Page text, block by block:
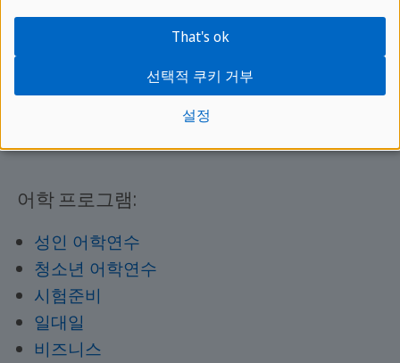
세인트 줄리앙스(영어)
말라가(스페인어)
어학 프로그램:
성인 어학연수
청소년 어학연수
시험준비
일대일
비즈니스
설정
선택적 쿠키 거부
That's ok